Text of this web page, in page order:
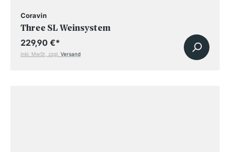
Coravin
Three SL Weinsystem
229,90 €*
inkl. MwSt, zzgl. Versand